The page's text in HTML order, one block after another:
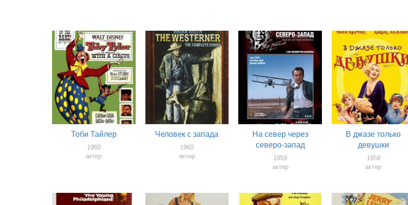
Тоби Тайлер
1960
актер
Человек с запада
1960
актер
На север через
северо-запад
1959
актер
В джазе только
девушки
1959
актер